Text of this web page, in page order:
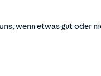
-beratung (VersVermV)
wenn etwas gut oder